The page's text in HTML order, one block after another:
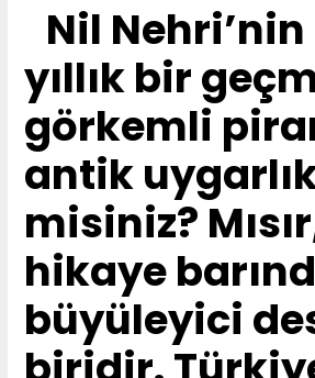
Nil
yıllık bir
görkemli
antik
misiniz?
hikaye
büyüleyici